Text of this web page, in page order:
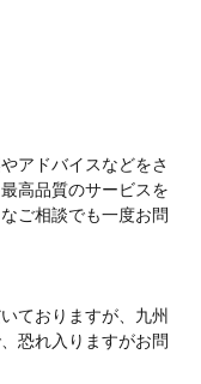
アドバイスなどをさ
高品質のサービスを
ご相談でも一度お問
ておりますが、九州
恐れ入りますがお問